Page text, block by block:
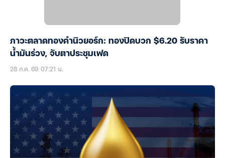
ภาวะตลาดทองคำนิวยอร์ก: ทองปิดบวก $6.20 รับราคา
น้ำมันร่วง, จับตาประชุมเฟด
28 ก.ค. 69 07:21 น.